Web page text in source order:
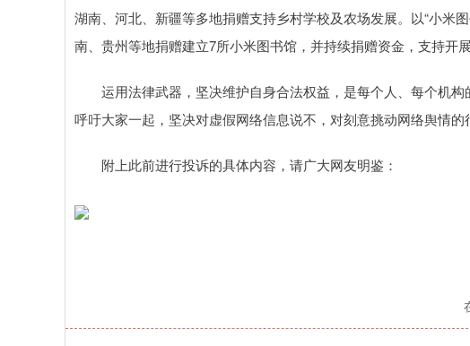
湖南、河北、新疆等多地捐赠支持乡村学校及农场发展。以“小米
南、贵州等地捐赠建立7所小米图书馆，并持续捐赠资金，支持开
运用法律武器，坚决维护自身合法权益，是每个人、每个机构
呼吁大家一起，坚决对虚假网络信息说不，对刻意挑动网络舆情的
附上此前进行投诉的具体内容，请广大网友明鉴：